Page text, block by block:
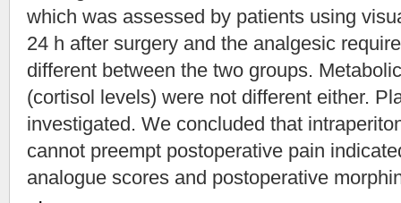
which was assessed by patients using
24 h after surgery and the analgesic
different between the two groups.
(cortisol levels) were not different either.
investigated. We concluded that
cannot preempt postoperative pain
analogue scores and postoperative